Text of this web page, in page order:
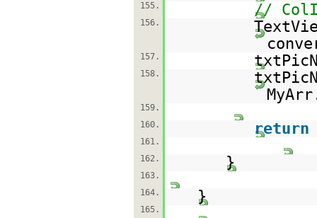
155.
//
156.
157.
158.
159.
160.
return
161.
162.
}
163.
164.
}
165.